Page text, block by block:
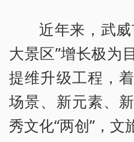
近年来，武
大景区”增长极为
提维升级工程，
场景、新元素、
秀文化“两创”，